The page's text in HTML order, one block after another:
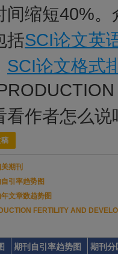
间缩短40%
括SCI论文英
SCI论文格式
看作者怎么说
期刊
引率趋势图
文章数趋势图
FERTILITY AND
期刊自引率趋势图 期刊分